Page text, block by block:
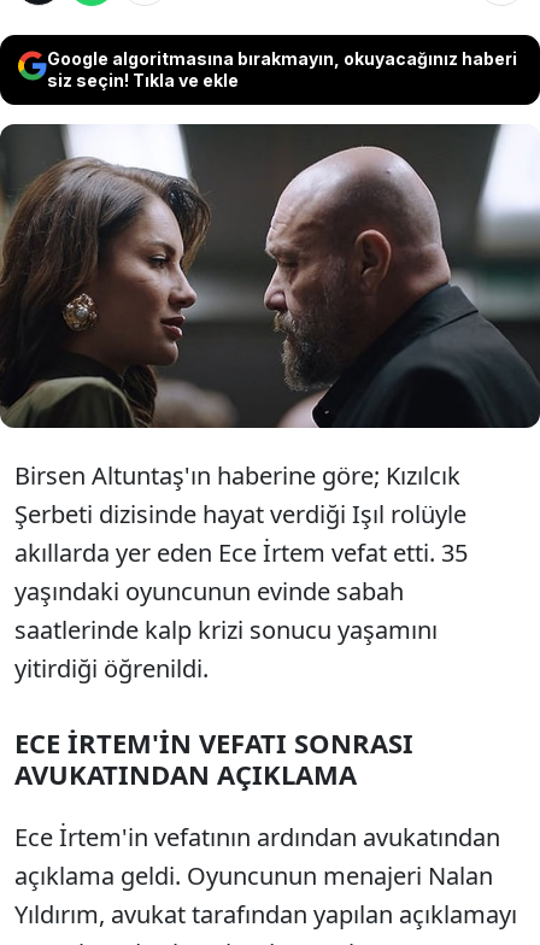
Google algoritmasına bırakmayın, okuyacağınız haberi
siz seçin! Tıkla ve ekle
Son dakika haberine göre; Kızılcık Şerbeti
dizisinde canlandırdığı Işıl rolüyle hafızalara
kazınan Ece İrtem vefat etti. 35 yaşındaki
oyuncunun evinde sabah saatlerinde
yaşamını yitirdiği öne sürüldü.
Birsen Altuntaş'ın haberine göre; Kızılcık
Şerbeti dizisinde hayat verdiği Işıl rolüyle
akıllarda yer eden Ece İrtem vefat etti. 35
yaşındaki oyuncunun evinde sabah
saatlerinde kalp krizi sonucu yaşamını
yitirdiği öğrenildi.
ECE İRTEM'İN VEFATI SONRASI
AVUKATINDAN AÇIKLAMA
Ece İrtem'in vefatının ardından avukatından
açıklama geldi. Oyuncunun menajeri Nalan
Yıldırım, avukat tarafından yapılan açıklamayı